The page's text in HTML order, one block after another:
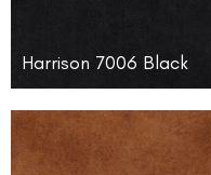
Harrison 7006 Black